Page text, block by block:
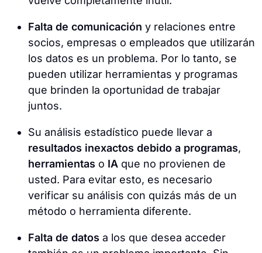
Falta de comunicación y relaciones entre
socios, empresas o empleados que utilizarán
los datos es un problema. Por lo tanto, se
pueden utilizar herramientas y programas
que brinden la oportunidad de trabajar
juntos.
Su análisis estadístico puede llevar a
resultados inexactos debido a programas,
herramientas o IA que no provienen de
usted. Para evitar esto, es necesario
verificar su análisis con quizás más de un
método o herramienta diferente.
Falta de datos a los que desea acceder